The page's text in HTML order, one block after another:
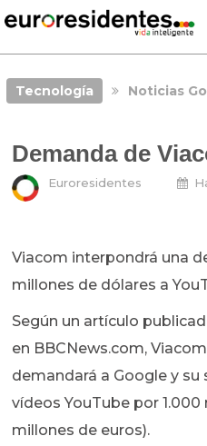
Tecnología Noticias
Demanda de
Euroresidentes
Viacom interpondrá una
millones de dólares a
Según un artículo
en BBCNews.com,
demandará a Google y
vídeos YouTube por
millones de euros).